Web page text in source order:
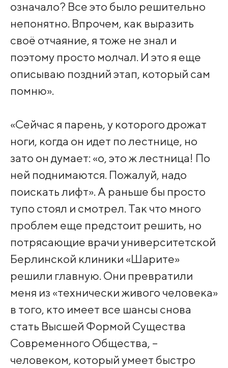
означало? Все это было решительно
непонятно. Впрочем, как выразить
своё отчаяние, я тоже не знал и
поэтому просто молчал. И это я еще
описываю поздний этап, который сам
помню».
«Сейчас я парень, у которого дрожат
ноги, когда он идет по лестнице, но
зато он думает: «о, это ж лестница! По
ней поднимаются. Пожалуй, надо
поискать лифт». А раньше бы просто
тупо стоял и смотрел. Так что много
проблем еще предстоит решить, но
потрясающие врачи университетской
Берлинской клиники «Шарите»
решили главную. Они превратили
меня из «технически живого человека»
в того, кто имеет все шансы снова
стать Высшей Формой Существа
Современного Общества, –
человеком, который умеет быстро